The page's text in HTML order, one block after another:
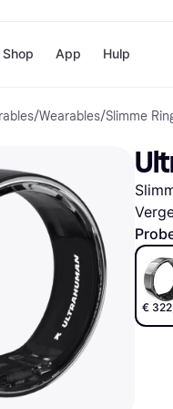
Shop
Winkels
Kruidvat
App Hulp
/Wearables/Slimme
€